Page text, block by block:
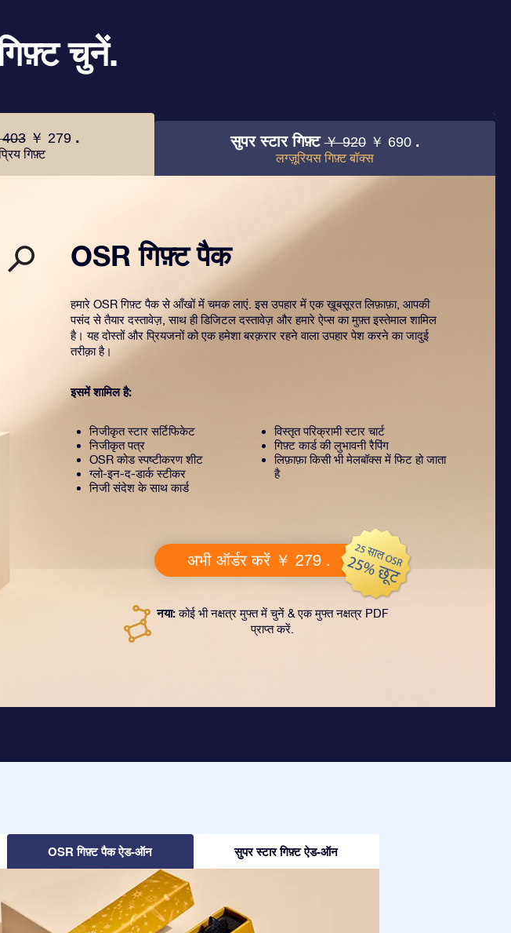
चुनें.
￥ 279 .
गिफ़्ट
सुपर स्टार गिफ़्ट￥ 920 ￥ 690 .
लग्ज़ूरियस गिफ़्ट बॉक्स
OSR गिफ़्ट पैक
हमारे OSR गिफ़्ट पैक से आँखों में चमक लाएं. इस उपहार में एक ख़ूबसूरत लिफ़ाफ़ा, आपकी
पसंद से तैयार दस्तावेज़, साथ ही डिजिटल दस्तावेज़ और हमारे ऐप्स का मुफ़्त इस्तेमाल शामिल
है। यह दोस्तों और प्रियजनों को एक हमेशा बरक़रार रहने वाला उपहार पेश करने का जादुई
तरीक़ा है।
इसमें शामिल है:
निजीकृत स्टार सर्टिफिकेट
निजीकृत पत्र
OSR कोड स्पष्टीकरण शीट
ग्लो-इन-द-डार्क स्टीकर
निजी संदेश के साथ कार्ड
विस्तृत परिक्रामी स्टार चार्ट
गिफ़्ट कार्ड की लुभावनी रैपिंग
लिफ़ाफ़ा किसी भी मेलबॉक्स में फिट हो जाता
है
अभी ऑर्डर करें ￥ 279 .
नया:कोई भी नक्षत्र मुफ्त में चुनें & एक मुफ्त नक्षत्र PDF
प्राप्त करें.
OSR गिफ़्ट पैक ऐड-ऑन सुपर स्टार गिफ़्ट ऐड-ऑन